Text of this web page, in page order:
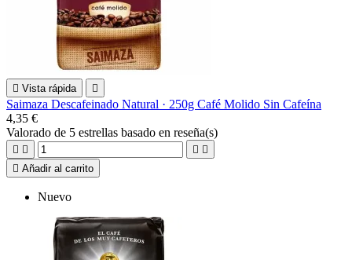
 Vista rápida 
Saimaza Descafeinado Natural · 250g Café Molido Sin Cafeína
4,35 €
Valorado de 5 estrellas basado en reseña(s)
   
 Añadir al carrito
Nuevo